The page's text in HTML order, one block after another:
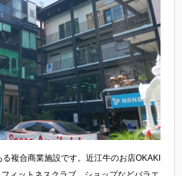
複合商業施設です。近江牛のお店OKAKI